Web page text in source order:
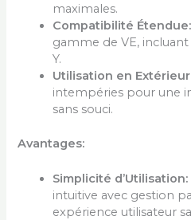
maximales.
Compatibilité Étendue:
gamme de VE, incluant
Y.
Utilisation en
intempéries pour une
sans souci.
Avantages:
Simplicité d’Utilisation:
intuitive avec gestion
expérience utilisateur